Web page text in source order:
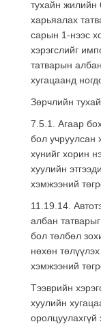
тухайн
харьяалах
сарын 1-нээс
хэрэгслийг
татварын
хугацаанд
Зөрчлийн
7.5.1. Агаар
бол учруулсан
хүнийг хорин
хуулийн
хэмжээний
11.19.14.
албан
бол төлбөл
нөхөн
хэмжээний
Тээврийн
хуулийн
оролцуулахгүй